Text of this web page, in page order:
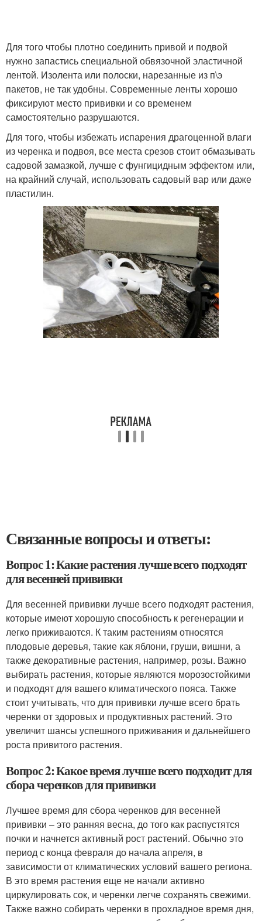
Для того чтобы плотно соединить привой и подвой
нужно запастись специальной обвязочной эластичной
лентой. Изолента или полоски, нарезанные из п\э
пакетов, не так удобны. Современные ленты хорошо
фиксируют место прививки и со временем
самостоятельно разрушаются.
Для того, чтобы избежать испарения драгоценной влаги
из черенка и подвоя, все места срезов стоит обмазывать
садовой замазкой, лучше с фунгицидным эффектом или,
на крайний случай, использовать садовый вар или даже
пластилин.
Связанные вопросы и ответы:
Вопрос 1: Какие растения лучше всего подходят
для весенней прививки
Для весенней прививки лучше всего подходят растения,
которые имеют хорошую способность к регенерации и
легко приживаются. К таким растениям относятся
плодовые деревья, такие как яблони, груши, вишни, а
также декоративные растения, например, розы. Важно
выбирать растения, которые являются морозостойкими
и подходят для вашего климатического пояса. Также
стоит учитывать, что для прививки лучше всего брать
черенки от здоровых и продуктивных растений. Это
увеличит шансы успешного приживания и дальнейшего
роста привитого растения.
Вопрос 2: Какое время лучше всего подходит для
сбора черенков для прививки
Лучшее время для сбора черенков для весенней
прививки – это ранняя весна, до того как распустятся
почки и начнется активный рост растений. Обычно это
период с конца февраля до начала апреля, в
зависимости от климатических условий вашего региона.
В это время растения еще не начали активно
циркулировать сок, и черенки легче сохранять свежими.
Также важно собирать черенки в прохладное время дня,